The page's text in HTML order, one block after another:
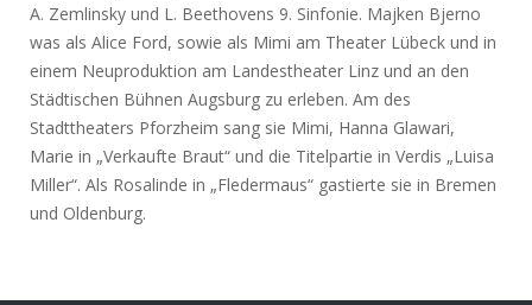
A. Zemlinsky und L. Beethovens 9. Sinfonie. Majken Bjerno
was als Alice Ford, sowie als Mimi am Theater Lübeck und in
einem Neuproduktion am Landestheater Linz und an den
Städtischen Bühnen Augsburg zu erleben. Am des
Stadttheaters Pforzheim sang sie Mimi, Hanna Glawari,
Marie in „Verkaufte Braut“ und die Titelpartie in Verdis „Luisa
Miller“. Als Rosalinde in „Fledermaus“ gastierte sie in Bremen
und Oldenburg.